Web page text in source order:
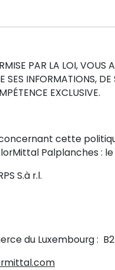
PAR LA LOI, VOUS
SES INFORMATIONS,
EXCLUSIVE.
cette
Palplanches :
S.à r.l.
du Luxembourg :